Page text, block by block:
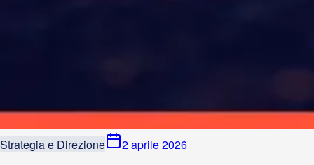
Strategia e Direzione 2 aprile 2026